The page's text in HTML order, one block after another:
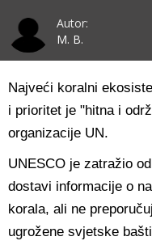
Autor:
M. B.
Najveći koralni
i prioritet je "hitna i
organizacije UN.
UNESCO je zatražio
dostavi informacije o
korala, ali ne
ugrožene svjetske